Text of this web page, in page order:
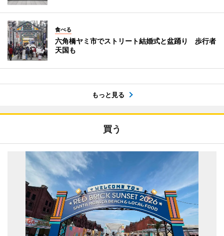
食べる
六角橋ヤミ市でストリート結婚式と盆踊り 歩行者
天国も
もっと見る
買う